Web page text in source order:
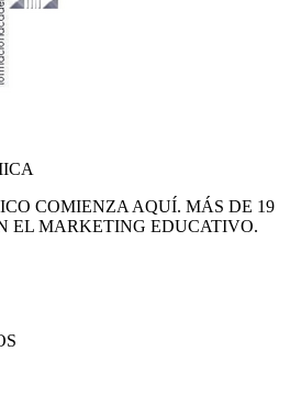
COMIENZA AQUÍ. MÁS DE 19
EL MARKETING EDUCATIVO.